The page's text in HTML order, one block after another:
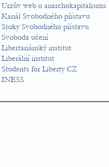
Urzův web o anarchokapitalismu
Kanál Svobodného přístavu
Stoky Svobodného přístavu
Svoboda učení
Libertariánský institut
Liberální institut
Students for Liberty CZ
INESS